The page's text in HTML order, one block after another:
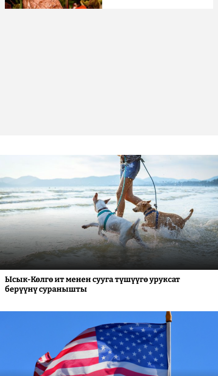
Ысык-Көлгө ит менен сууга түшүүгө уруксат
берүүнү суранышты